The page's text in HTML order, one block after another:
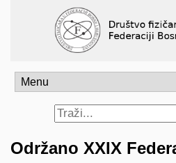
Održano XXIX